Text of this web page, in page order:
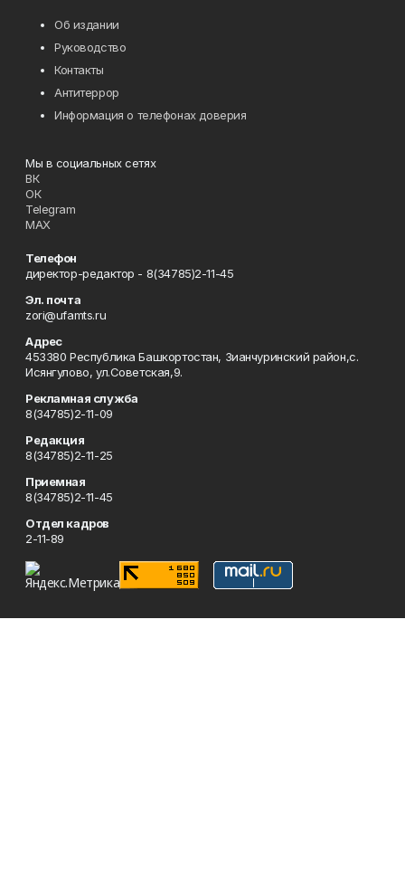
Об издании
Руководство
Контакты
Антитеррор
Информация о телефонах доверия
Мы в социальных сетях
ВК
ОК
Telegram
MAX
Телефон
директор-редактор - 8(34785)2-11-45
Эл. почта
zori@ufamts.ru
Адрес
453380 Республика Башкортостан, Зианчуринский район,с.
Исянгулово, ул.Советская,9.
Рекламная служба
8(34785)2-11-09
Редакция
8(34785)2-11-25
Приемная
8(34785)2-11-45
Отдел кадров
2-11-89